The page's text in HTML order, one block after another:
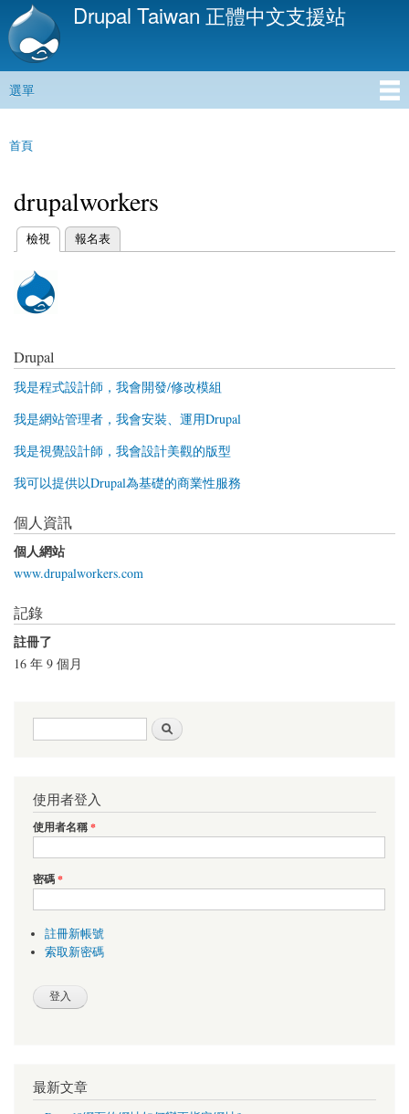
移
內
Drupal Taiwan 正體中文支援站
主選單
選單
您在這裡
首頁
drupalworkers
主要索引標籤
檢視
(作用中頁籤) 報名表
Drupal
我是程式設計師，我會開發/修改模組
我是網站管理者，我會安裝、運用Drupal
我是視覺設計師，我會設計美觀的版型
我可以提供以Drupal為基礎的商業性服務
個人資訊
個人網站
www.drupalworkers.com
記錄
註冊了
16 年 9 個月
搜尋表單
使用者登入
使用者名稱*
密碼*
註冊新帳號
索取新密碼
最新文章